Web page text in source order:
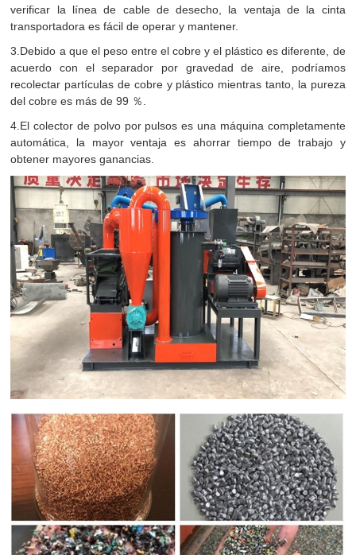
verificar la línea de cable de desecho, la ventaja de la cinta
transportadora es fácil de operar y mantener.
3.Debido a que el peso entre el cobre y el plástico es diferente, de
acuerdo con el separador por gravedad de aire, podríamos
recolectar partículas de cobre y plástico mientras tanto, la pureza
del cobre es más de 99 ％.
4.El colector de polvo por pulsos es una máquina completamente
automática, la mayor ventaja es ahorrar tiempo de trabajo y
obtener mayores ganancias.